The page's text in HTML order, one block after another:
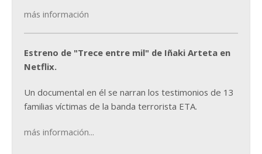
más información
Estreno de "Trece entre mil" de Iñaki Arteta en
Netflix.
Un documental en él se narran los testimonios de 13
familias víctimas de la banda terrorista ETA.
más información...